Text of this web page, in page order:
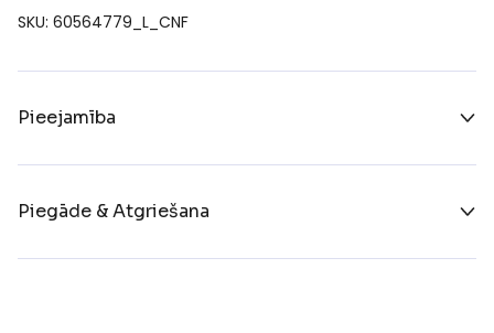
SKU: 60564779_L_CNF
Pieejamība
Piegāde & Atgriešana